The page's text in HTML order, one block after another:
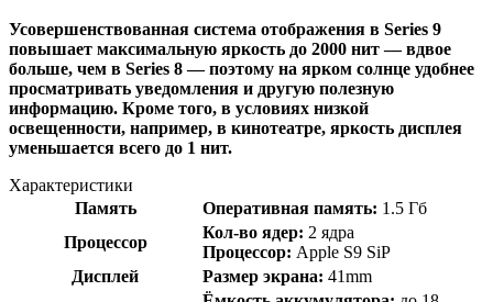
Усовершенствованная система отображения в Series 9
повышает максимальную яркость до 2000 нит — вдвое
больше, чем в Series 8 — поэтому на ярком солнце удобнее
просматривать уведомления и другую полезную
информацию. Кроме того, в условиях низкой
освещенности, например, в кинотеатре, яркость дисплея
уменьшается всего до 1 нит.
Характеристики
Память
Оперативная память: 1.5 Гб
Процессор
Кол-во ядер: 2 ядра
Процессор: Apple S9 SiP
Дисплей
Размер экрана: 41mm